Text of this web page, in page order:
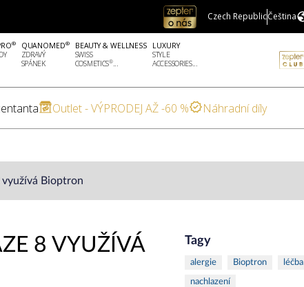
Czech RepublicČeština
® QUANOMED®
ZDRAVÝ
SPÁNEK
BEAUTY & WELLNESS
SWISS
COSMETICS®...
LUXURY
STYLE
ACCESSORIES...
Outlet - VÝPRODEJ AŽ -60 % Náhradní díly
využívá Bioptron
8 VYUŽÍVÁ
Tagy
alergie Bioptron léčba
nachlazení